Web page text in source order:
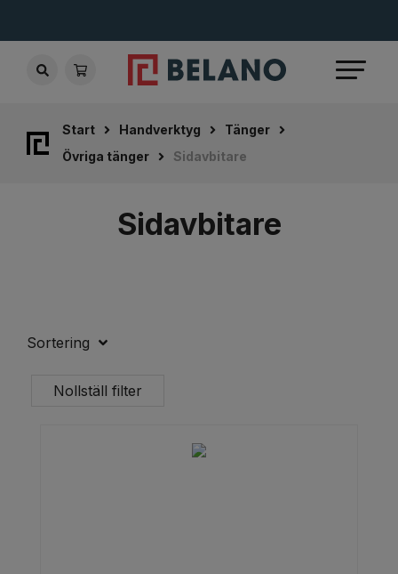
Start Handverktyg
Tänger
Övriga tänger
Sidavbitare
Sidavbitare
Sortering
Nollställ filter